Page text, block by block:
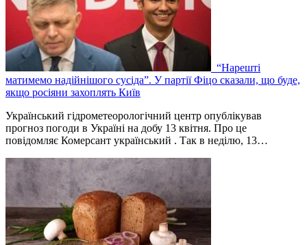
“Нарешті
матимемо надійнішого сусіда”. У партії Фіцо сказали, що буде,
якщо росіяни захоплять Київ
Український гідрометеорологічний центр опублікував
прогноз погоди в Україні на добу 13 квітня. Про це
повідомляє Комерсант український . Так в неділю, 13…